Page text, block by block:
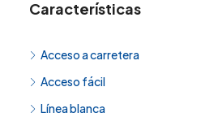
Características
Acceso a carretera
Acceso fácil
Línea blanca